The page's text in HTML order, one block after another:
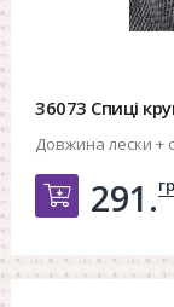
36073 Спиці
Довжина лески +
291.